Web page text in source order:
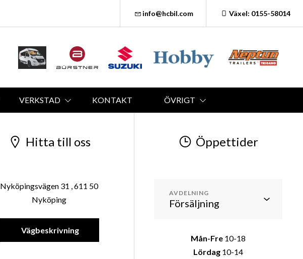
info@hcbil.com Växel: 0155-58014
VERKSTAD KONTAKT ÖVRIGT
Hitta till oss
Nyköpingsvägen 31 , 611 50
Nyköping
Vägbeskrivning
Öppettider
AVDELNING
Mån-Fre 10-18
Lördag10-14